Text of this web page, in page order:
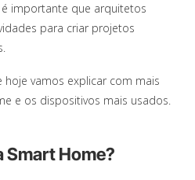
importante que arquitetos
para criar projetos
vamos explicar com mais
e os dispositivos mais usados.
Smart Home?